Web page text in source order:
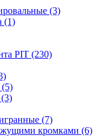
(3)
(1)
PIT (230)
(5)
(3)
(7)
кромками (6)